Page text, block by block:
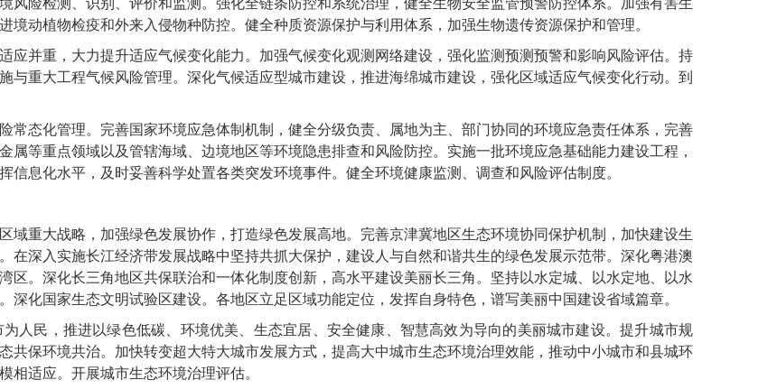
动植物检疫和外来入侵物种防控。健全种质资源保护与利用体系，加强生物遗传资源保护和管理。
并重，大力提升适应气候变化能力。加强气候变化观测网络建设，强化监测预测预警和影响风险评估。持
重大工程气候风险管理。深化气候适应型城市建设，推进海绵城市建设，强化区域适应气候变化行动。到
态化管理。完善国家环境应急体制机制，健全分级负责、属地为主、部门协同的环境应急责任体系，完善
属等重点领域以及管辖海域、边境地区等环境隐患排查和风险防控。实施一批环境应急基础能力建设工程，
息化水平，及时妥善科学处置各类突发环境事件。健全环境健康监测、调查和风险评估制度。
重大战略，加强绿色发展协作，打造绿色发展高地。完善京津冀地区生态环境协同保护机制，加快建设生
在深入实施长江经济带发展战略中坚持共抓大保护，建设人与自然和谐共生的绿色发展示范带。深化粤港澳
区。深化长三角地区共保联治和一体化制度创新，高水平建设美丽长三角。坚持以水定城、以水定地、以水
化国家生态文明试验区建设。各地区立足区域功能定位，发挥自身特色，谱写美丽中国建设省域篇章。
民，推进以绿色低碳、环境优美、生态宜居、安全健康、智慧高效为导向的美丽城市建设。提升城市规
共保环境共治。加快转变超大特大城市发展方式，提高大中城市生态环境治理效能，推动中小城市和县城环
相适应。开展城市生态环境治理评估。